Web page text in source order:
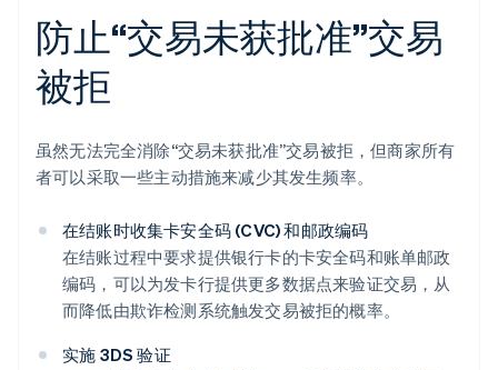
防止“交易未获批准”交易
被拒
虽然无法完全消除“交易未获批准”交易被拒，但商家所有
者可以采取一些主动措施来减少其发生频率。
在结账时收集卡安全码 (CVC) 和邮政编码
在结账过程中要求提供银行卡的卡安全码和账单邮政
编码，可以为发卡行提供更多数据点来验证交易，从
而降低由欺诈检测系统触发交易被拒的概率。
实施 3DS 验证